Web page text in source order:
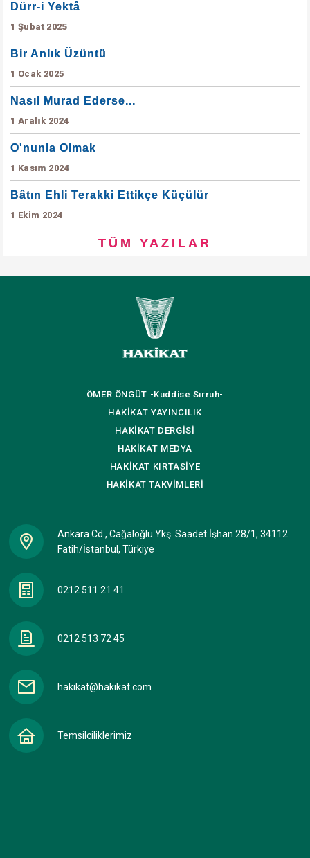
Dürr-i Yektâ
1 Şubat 2025
Bir Anlık Üzüntü
1 Ocak 2025
Nasıl Murad Ederse...
1 Aralık 2024
O'nunla Olmak
1 Kasım 2024
Bâtın Ehli Terakki Ettikçe Küçülür
1 Ekim 2024
TÜM YAZILAR
ÖMER ÖNGÜT -Kuddise Sırruh-
HAKİKAT YAYINCILIK
HAKİKAT DERGİSİ
HAKİKAT MEDYA
HAKİKAT KIRTASİYE
HAKİKATTAKVİMLERİ
Ankara Cd., Cağaloğlu Ykş. Saadet İşhan 28/1, 34112
Fatih/İstanbul, Türkiye
0212 511 21 41
0212 513 72 45
hakikat@hakikat.com
Temsilciliklerimiz